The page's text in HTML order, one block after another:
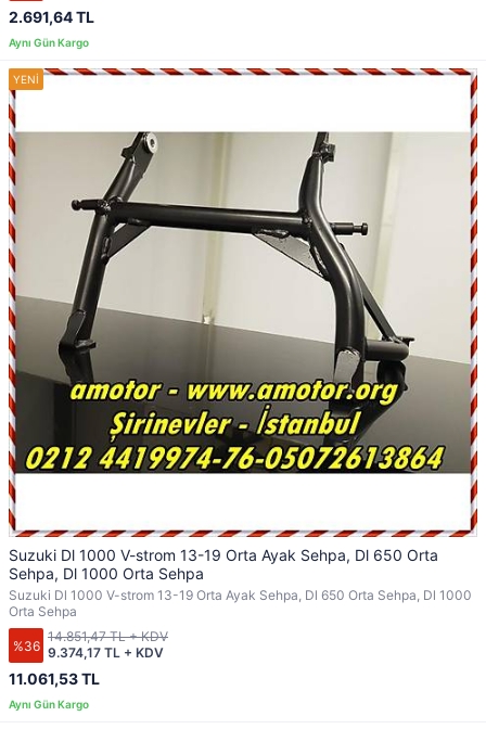
2.691,64 TL
Suzuki Dl 1000 V-strom 13-19 Orta Ayak Sehpa, Dl 650 Orta
Sehpa, Dl 1000 Orta Sehpa
Suzuki Dl 1000 V-strom 13-19 Orta Ayak Sehpa, Dl 650 Orta Sehpa, Dl 1000
Orta Sehpa
%36
11.061,53 TL
9.374,17 TL + KDV
14.851,47 TL + KDV